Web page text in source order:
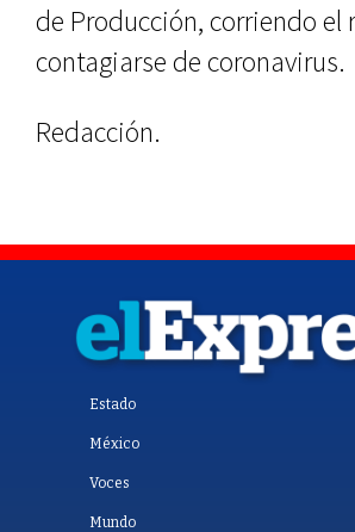
de Producción, corriendo el
contagiarse de coronavirus.
Redacción.
Estado
México
Voces
Mundo